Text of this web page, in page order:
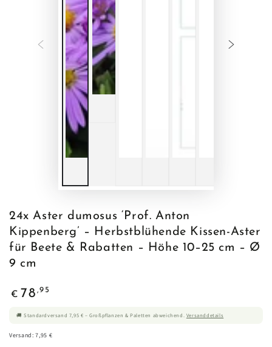
24x Aster dumosus ‘Prof. Anton
Kippenberg’ – Herbstblühende Kissen-Aster
für Beete & Rabatten – Höhe 10–25 cm – Ø
9 cm
Regulärer
€ 78 ,95
🚚 Standardversand 7,95 € – Großpflanzen & Paletten abweichend. Versanddetails
Versand: 7,95 €